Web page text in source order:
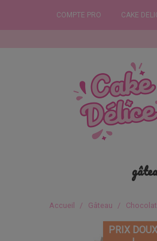
COMPTE PRO CAKE
Accueil Gâteau Chocolat
PRIX DOUX